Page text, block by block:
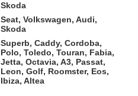
Skoda
Seat, Volkswagen, Audi,
Skoda
Superb, Caddy, Cordoba,
Polo, Toledo, Touran, Fabia,
Jetta, Octavia, A3, Passat,
Leon, Golf, Roomster, Eos,
Ibiza, Altea